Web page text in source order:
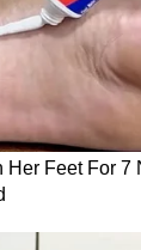
(
ಕನ್ನಡ ಸುದ್ದಿ
ಫಾಲೋ